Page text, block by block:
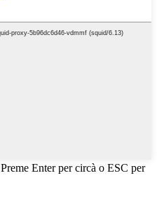
Preme Enter per circà o ESC per